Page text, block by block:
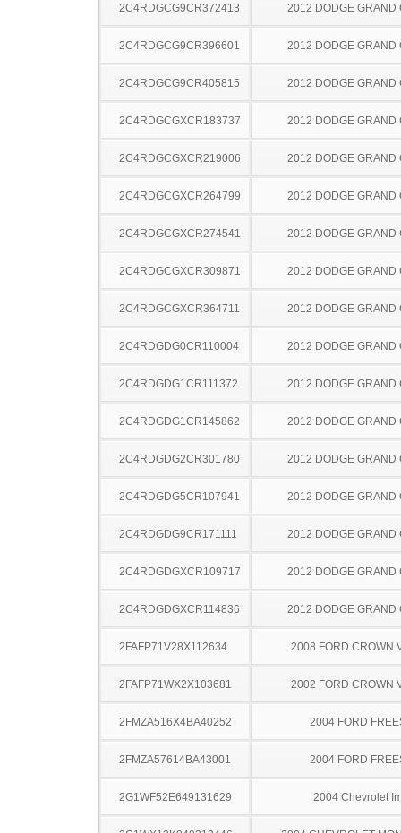
2C4RDGCG9CR372413 2012 DODGE GRAND
2C4RDGCG9CR396601 2012 DODGE GRAND
2C4RDGCG9CR405815 2012 DODGE GRAND
2C4RDGCGXCR183737 2012 DODGE GRAND
2C4RDGCGXCR219006 2012 DODGE GRAND
2C4RDGCGXCR264799 2012 DODGE GRAND
2C4RDGCGXCR274541 2012 DODGE GRAND
2C4RDGCGXCR309871 2012 DODGE GRAND
2C4RDGCGXCR364711 2012 DODGE GRAND
2C4RDGDG0CR110004 2012 DODGE GRAND
2C4RDGDG1CR111372 2012 DODGE GRAND
2C4RDGDG1CR145862 2012 DODGE GRAND
2C4RDGDG2CR301780 2012 DODGE GRAND
2C4RDGDG5CR107941 2012 DODGE GRAND
2C4RDGDG9CR171111 2012 DODGE GRAND
2C4RDGDGXCR109717 2012 DODGE GRAND
2C4RDGDGXCR114836 2012 DODGE GRAND
2FAFP71V28X112634 2008 FORD CROWN
2FAFP71WX2X103681 2002 FORD CROWN
2FMZA516X4BA40252 2004 FORD
2FMZA57614BA43001 2004 FORD
2G1WF52E649131629 2004 Chevrolet